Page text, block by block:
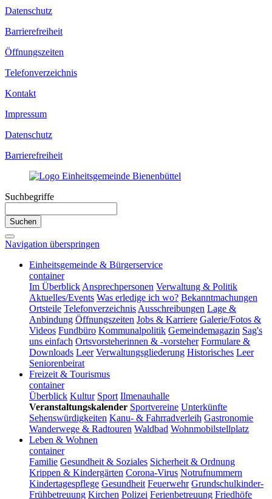
Datenschutz
Barrierefreiheit
Öffnungszeiten
Telefonverzeichnis
Kontakt
Impressum
Datenschutz
Barrierefreiheit
Suchbegriffe
Suchen
Navigation überspringen
Einheitsgemeinde & Bürgerservice
container
Im Überblick Ansprechpersonen Verwaltung & Politik
Aktuelles/Events Was erledige ich wo? Bekanntmachungen
Ortsteile Telefonverzeichnis Ausschreibungen Lage &
Anbindung Öffnungszeiten Jobs & Karriere Galerie/Fotos &
Videos Fundbüro Kommunalpolitik Gemeindemagazin Sag's
uns einfach Ortsvorsteherinnen & -vorsteher Formulare &
Downloads Leer Verwaltungsgliederung Historisches Leer
Seniorenbeirat
Freizeit & Tourismus
container
Überblick Kultur Sport Ilmenauhalle
Veranstaltungskalender Sportvereine Unterkünfte
Sehenswürdigkeiten Kanu- & Fahrradverleih Gastronomie
Wanderwege & Radtouren Waldbad Wohnmobilstellplatz
Leben & Wohnen
container
Familie Gesundheit & Soziales Sicherheit & Ordnung
Krippen & Kindergärten Corona-Virus Notrufnummern
Kindertagespflege Gesundheit Feuerwehr Grundschulkinder-
Frühbetreuung Kirchen Polizei Ferienbetreuung Friedhöfe